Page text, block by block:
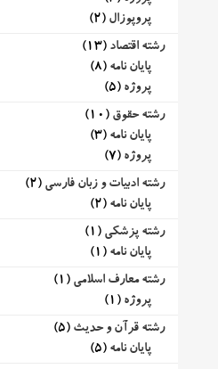
پروپوزال (2)
رشته اقتصاد (13)
پایان نامه (8)
پروژه (5)
رشته حقوق (10)
پایان نامه (3)
پروژه (7)
رشته ادبیات و زبان فارسی (2)
پایان نامه (2)
رشته پزشکی (1)
پایان نامه (1)
رشته معارف اسلامی (1)
پروژه (1)
رشته قرآن و حدیث (5)
پایان نامه (5)